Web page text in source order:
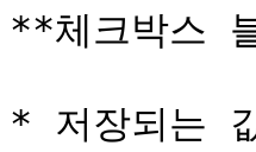
**체크박스
* 저장되는